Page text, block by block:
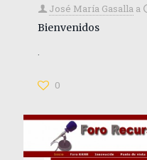
José María Gasalla a
Bienvenidos
.
0